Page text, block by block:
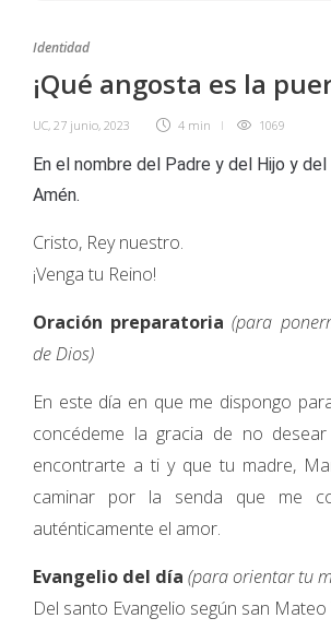
Identidad
¡Qué angosta es la
UC, 27 junio, 2023 4 min 1069
En el nombre del Padre y del Hijo y
Amén.
Cristo, Rey nuestro.
¡Venga tu Reino!
Oración preparatoria (para
de Dios)
En este día en que me dispongo
concédeme la gracia de no
encontrarte a ti y que tu madre,
caminar por la senda que me
auténticamente el amor.
Evangelio del día (para orientar tu
Del santo Evangelio según san Mateo